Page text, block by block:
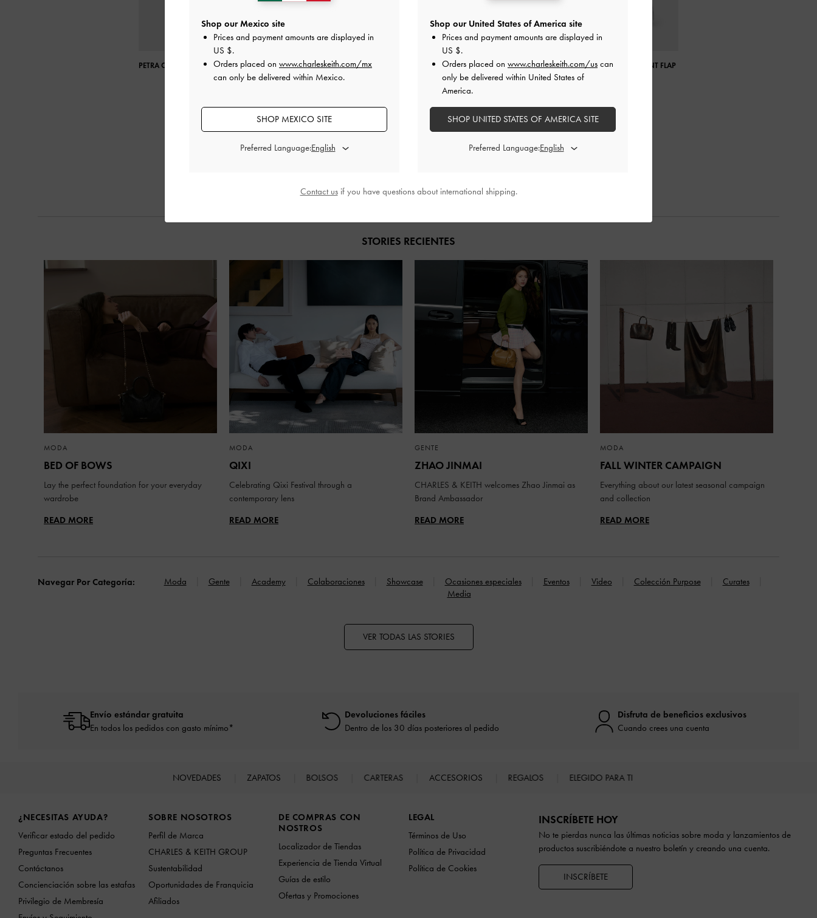
PETRA CURVED SHOULDER BAG PETRA CURVED SHOULDER BAG
PETRA ASYMMETRICAL FRONT FLAP
PETRA ASYMMETRICAL FRONT FLAP
BAG
STORIES RECIENTES
MODA
BED OF BOWS
Lay the perfect foundation for your everyday
wardrobe
READ MORE
MODA
QIXI
Celebrating Qixi Festival through a
contemporary lens
READ MORE
GENTE
ZHAO JINMAI
CHARLES & KEITH welcomes Zhao Jinmai as
Brand Ambassador
READ MORE
MODA
FALL WINTER CAMPAIGN
Everything about our latest seasonal campaign
and collection
READ MORE
Navegar Por Categoría: Moda Gente Academy Colaboraciones Showcase Ocasiones especiales Eventos Video Colección Purpose
Curates
Media
VER TODAS LAS STORIES
Envío estándar gratuita
En todos los pedidos con gasto mínimo*
Devoluciones fáciles
Dentro de los 30 días posteriores al pedido
Disfruta de beneficios exclusivos
Cuando crees una cuenta
NOVEDADES ZAPATOS BOLSOS CARTERAS ACCESORIOS REGALOS ELEGIDO PARA TI
¿NECESITAS AYUDA?
Verificar estado del pedido
Preguntas Frecuentes
Contáctanos
Concienciación sobre las estafas
Privilegio de Membresía
SOBRE NOSOTROS
Perfil de Marca
CHARLES & KEITH GROUP
Sustentabilidad
Oportunidades de Franquicia
Afiliados
DE COMPRAS CON
NOSTROS
Localizador de Tiendas
Experiencia de Tienda Virtual
Guías de estilo
Ofertas y Promociones
LEGAL
Términos de Uso
Política de Privacidad
Política de Cookies
INSCRÍBETE HOY
No te pierdas nunca las últimas noticias sobre moda y lanzamientos de
productos suscribiéndote a nuestro boletín y creando una cuenta.
INSCRÍBETE
Shop our Mexico site
Prices and payment amounts are displayed in
US $.
Orders placed on www.charleskeith.com/mx
can only be delivered within Mexico.
SHOP MEXICO SITE
Preferred Language:
Shop our United States of America site
Prices and payment amounts are displayed in
US $.
Orders placed on www.charleskeith.com/us can
only be delivered within United States of
America.
SHOP UNITED STATES OF AMERICA SITE
Preferred Language:
Contact usif you have questions about international shipping.